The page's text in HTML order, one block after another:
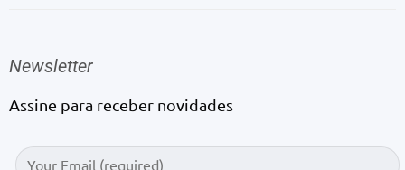
Newsletter
Assine para receber novidades